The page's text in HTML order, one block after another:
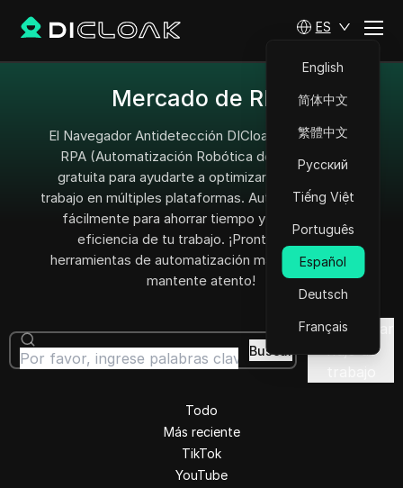
ES
English
简体中文
繁體中文
Русский
Tiếng Việt
Português
Español
Deutsch
Français
Mercado de RPA
El Navegador Antidetección DICloak proporciona
RPA (Automatización Robótica de Procesos)
gratuita para ayudarte a optimizar los flujos de
trabajo en múltiples plataformas. Automatiza tareas
fácilmente para ahorrar tiempo y aumentar la
eficiencia de tu trabajo. ¡Pronto llegarán
herramientas de automatización más potentes –
mantente atento!
Buscar
Personalizar
flujo de
trabajo
Todo
Más reciente
TikTok
YouTube